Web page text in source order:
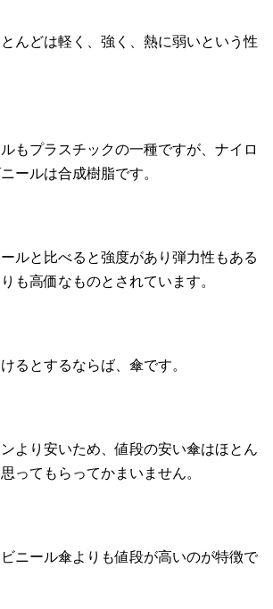
んどは軽く、強く、熱に弱いという性
もプラスチックの一種ですが、ナイロ
ールは合成樹脂です。
ルと比べると強度があり弾力性もある
も高価なものとされています。
るとするならば、傘です。
より安いため、値段の安い傘はほとん
ってもらってかまいません。
ニール傘よりも値段が高いのが特徴で